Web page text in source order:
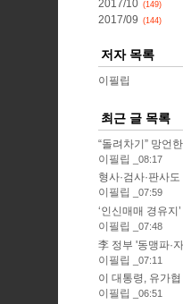
2017/10 (149)
2017/09 (144)
저자 목록
이필립
최근 글 목록
“돌려차기” 망언
이필립
08:17
형사·검사·판사
이필립
07:59
‘인신매매 경유지
이필립
07:48
李 정부 '동맹파·
이필립
07:11
이 대통령, 유가
이필립
06:51